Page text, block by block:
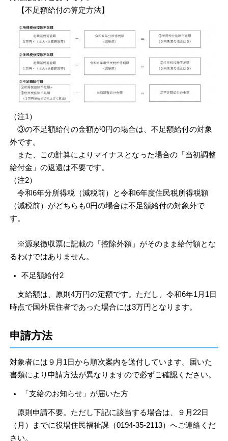
【不足額給付の算定方法】
（注1）
③の不足額給付の金額が0円の場合は、不足額給付の対象
外です。
また、この計算によりマイナスとなった場合の「当初調整
給付金」の返還は不要です。
（注2）
令和6年分所得税（減税前）と令和6年度住民税所得税額
（減税前）がどちらも0円の場合は不足額給付の対象外で
す。
※源泉徴収票に記載の「控除外額」がそのまま給付額とな
るわけではありません。
不足額給付2
支給額は、原則4万円の定額です。ただし、令和6年1月1日
時点で国外居住者であった場合には3万円となります。
申請方法
対象者には９月1日から順次案内を送付しています。届いた
書類により申請方法が異なりますので必ずご確認ください。
「支給のお知らせ」が届いた方
原則申請不要。ただし下記に該当する場合は、９月22日
（月）までに役場住民福祉課（0194-35-2113）へご連絡くだ
さい。